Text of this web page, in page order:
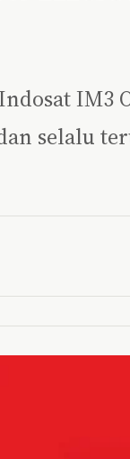
IM3
selalu